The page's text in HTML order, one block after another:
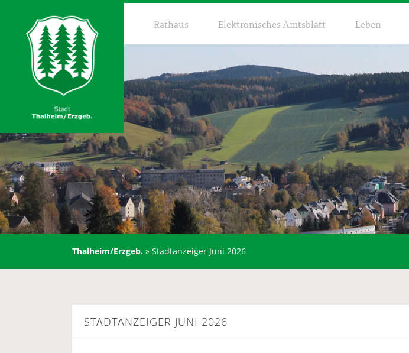
Rathaus Elektronisches Amtsblatt Leben
Thalheim/Erzgeb. » Stadtanzeiger Juni 2026
STADTANZEIGER JUNI 2026